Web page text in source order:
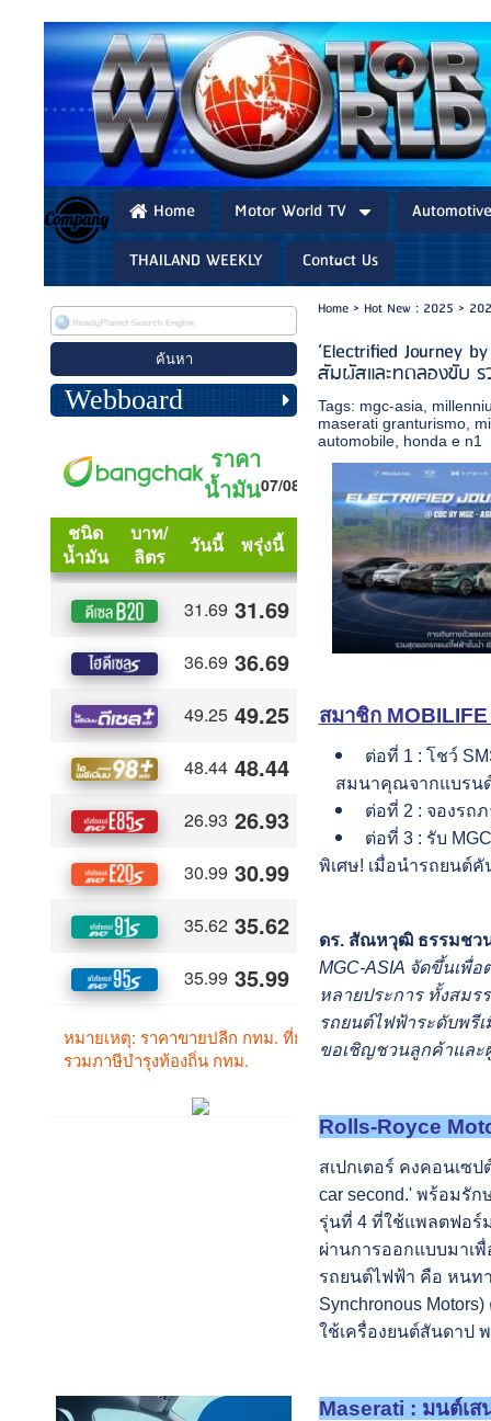
Home Motor World TV
THAILAND WEEKLY
Contact Us
Webboard
Home> Hot New : 2025 >
‘Electrified Journey
สัมผัสและทดลองขับ ร
Tags: mgc-asia
maserati granturismo
automobile honda e n1
สมาชิก
ต่อที่ 1 : โชว์
สมนาคุณจากแบรนด์
ต่อที่ 2 : จองรถ
ต่อที่ 3 : รับ
พิเศษ! เมื่อนำรถยนต์คั
ดร. สัณหวุฒิ ธรรมชวน
MGC-ASIA จัดขึ้นเพื่
หลายประการ ทั้งสมร
รถยนต์ไฟฟ้าระดับพรี
ขอเชิญชวนลูกค้าและ
Rolls-Royce
สเปกเตอร์ คงคอนเซ
car second.' พร้อมรั
รุ่นที่ 4 ที่ใช้แพลตฟอร์
ผ่านการออกแบบมาเ
รถยนต์ไฟฟ้า คือ หนท
Synchronous
ใช้เครื่องยนต์สันดาป
Maserati : มนต์เส